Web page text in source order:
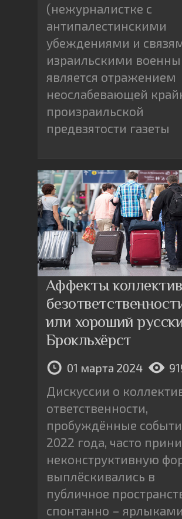
(нежурналистке с
антипалестинскими
убеждениями и
израильскими
является отражением
неослабевающей
произраильской
предвзятости газеты
Аффекты
или хороший
Брокльхёрст
01 марта 2024
Дискуссии о
ответственности,
пробуждённые
2022 года, часто
неконструктивную
выплёскивались в
публичное
спонтанно –